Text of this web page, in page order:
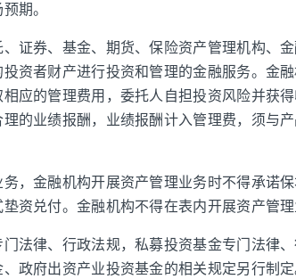
期。
证券、基金、期货、保险资产管理机构、
资者财产进行投资和管理的金融服务。金
应的管理费用，委托人自担投资风险并获
的业绩报酬，业绩报酬计入管理费，须与
，金融机构开展资产管理业务时不得承诺
资兑付。金融机构不得在表内开展资产管理
法律、行政法规，私募投资基金专门法律
政府出资产业投资基金的相关规定另行制定